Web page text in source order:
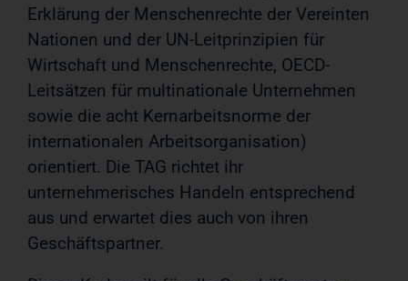
Erklärung der Menschenrechte der Vereinten
Nationen und der UN-Leitprinzipien für
Wirtschaft und Menschenrechte, OECD-
Leitsätzen für multinationale Unternehmen
sowie die acht Kernarbeitsnorme der
internationalen Arbeitsorganisation)
orientiert. Die TAG richtet ihr
unternehmerisches Handeln entsprechend
aus und erwartet dies auch von ihren
Geschäftspartner.